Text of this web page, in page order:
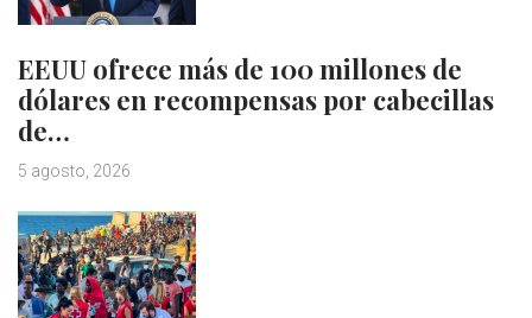
EEUU ofrece más de 100 millones de
dólares en recompensas por cabecillas
de…
5 agosto, 2026